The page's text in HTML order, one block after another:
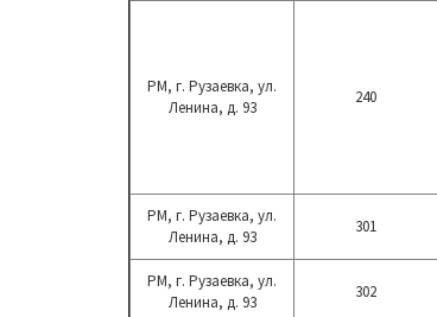
РМ, г. Рузаевка, ул.
Ленина, д. 93
240
РМ, г. Рузаевка, ул.
Ленина, д. 93
301
РМ, г. Рузаевка, ул.
Ленина, д. 93
302